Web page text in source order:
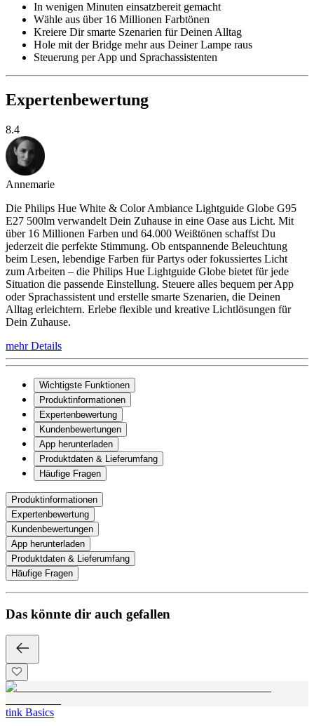
In wenigen Minuten einsatzbereit gemacht
Wähle aus über 16 Millionen Farbtönen
Kreiere Dir smarte Szenarien für Deinen Alltag
Hole mit der Bridge mehr aus Deiner Lampe raus
Steuerung per App und Sprachassistenten
Expertenbewertung
8.4
Annemarie
Die Philips Hue White & Color Ambiance Lightguide Globe G95
E27 500lm verwandelt Dein Zuhause in eine Oase aus Licht. Mit
über 16 Millionen Farben und 64.000 Weißtönen schaffst Du
jederzeit die perfekte Stimmung. Ob entspannende Beleuchtung
beim Lesen, lebendige Farben für Partys oder fokussiertes Licht
zum Arbeiten – die Philips Hue Lightguide Globe bietet für jede
Situation die passende Einstellung. Steuere alles bequem per App
oder Sprachassistent und erstelle smarte Szenarien, die Deinen
Alltag erleichtern. Erlebe flexible und kreative Lichtlösungen für
Dein Zuhause.
mehr Details
Wichtigste Funktionen
Produktinformationen
Expertenbewertung
Kundenbewertungen
App herunterladen
Produktdaten & Lieferumfang
Häufige Fragen
Produktinformationen
Expertenbewertung
Kundenbewertungen
App herunterladen
Produktdaten & Lieferumfang
Häufige Fragen
Das könnte dir auch gefallen
tink Basics